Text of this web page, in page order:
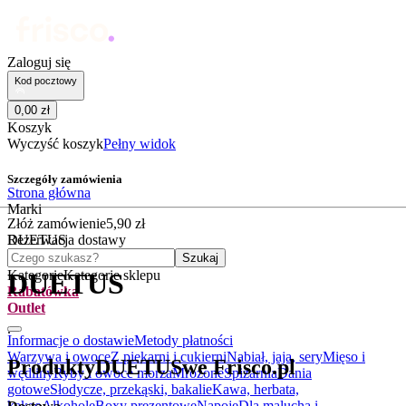
Zaloguj się
Kod pocztowy
0,00 zł
Koszyk
Wyczyść koszykPełny widok
Szczegóły zamówienia
Złóż zamówienie5,90 zł
Rezerwacja dostawy
Czego szukasz?
Szukaj
KategorieKategorie sklepu
Rabatówka
Outlet
Informacje o dostawieMetody płatności
Warzywa i owoceZ piekarni i cukierniNabiał, jaja, seryMięso i
wędlinyRyby i owoce morzaMrożoneSpiżarniaDania
gotoweSłodycze, przekąski, bakalieKawa, herbata,
Strona główna
Marki
DUETUS
DUETUS
.
ProduktyDUETUSwe Frisco.pl